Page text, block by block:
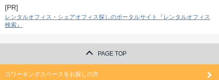
[PR]
レンタルオフィス・シェアオフィス探しのポータルサイト『レンタルオフィス
検索』
PAGE TOP
コワーキングスペースをお探しの方